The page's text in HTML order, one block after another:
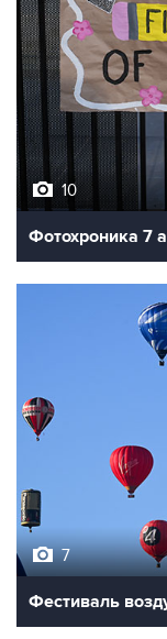
10
Фотохроника 7
Фестиваль